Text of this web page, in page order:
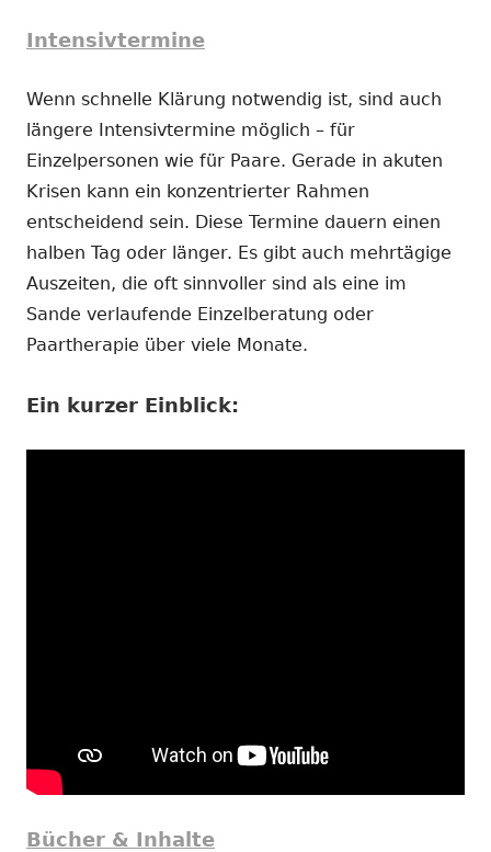
Intensivtermine
Wenn schnelle Klärung notwendig ist, sind auch
längere Intensivtermine möglich – für
Einzelpersonen wie für Paare. Gerade in akuten
Krisen kann ein konzentrierter Rahmen
entscheidend sein. Diese Termine dauern einen
halben Tag oder länger. Es gibt auch mehrtägige
Auszeiten, die oft sinnvoller sind als eine im
Sande verlaufende Einzelberatung oder
Paartherapie über viele Monate.
Ein kurzer Einblick:
Bücher & Inhalte